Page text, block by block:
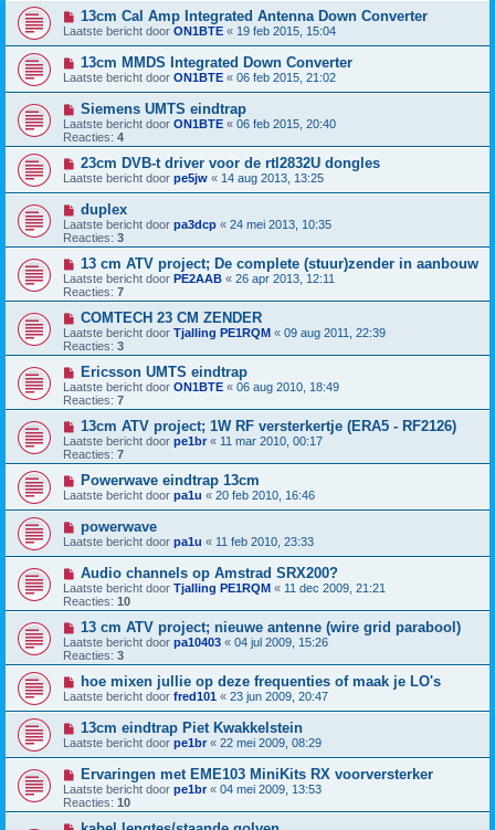
13cm Cal Amp Integrated Antenna Down Converter
Laatste bericht door ON1BTE « 19 feb 2015, 15:04
13cm MMDS Integrated Down Converter
Laatste bericht door ON1BTE « 06 feb 2015, 21:02
Siemens UMTS eindtrap
Laatste bericht door ON1BTE « 06 feb 2015, 20:40
Reacties: 4
23cm DVB-t driver voor de rtl2832U dongles
Laatste bericht door pe5jw « 14 aug 2013, 13:25
duplex
Laatste bericht door pa3dcp « 24 mei 2013, 10:35
Reacties: 3
13 cm ATV project; De complete (stuur)zender in aanbouw
Laatste bericht door PE2AAB « 26 apr 2013, 12:11
Reacties: 7
COMTECH 23 CM ZENDER
Laatste bericht door Tjalling PE1RQM « 09 aug 2011, 22:39
Reacties: 3
Ericsson UMTS eindtrap
Laatste bericht door ON1BTE « 06 aug 2010, 18:49
Reacties: 7
13cm ATV project; 1W RF versterkertje (ERA5 - RF2126)
Laatste bericht door pe1br « 11 mar 2010, 00:17
Reacties: 7
Powerwave eindtrap 13cm
Laatste bericht door pa1u « 20 feb 2010, 16:46
powerwave
Laatste bericht door pa1u « 11 feb 2010, 23:33
Audio channels op Amstrad SRX200?
Laatste bericht door Tjalling PE1RQM « 11 dec 2009, 21:21
Reacties: 10
13 cm ATV project; nieuwe antenne (wire grid parabool)
Laatste bericht door pa10403 « 04 jul 2009, 15:26
Reacties: 3
hoe mixen jullie op deze frequenties of maak je LO's
Laatste bericht door fred101 « 23 jun 2009, 20:47
13cm eindtrap Piet Kwakkelstein
Laatste bericht door pe1br « 22 mei 2009, 08:29
Ervaringen met EME103 MiniKits RX voorversterker
Laatste bericht door pe1br« 04 mei 2009, 13:53
Reacties: 10